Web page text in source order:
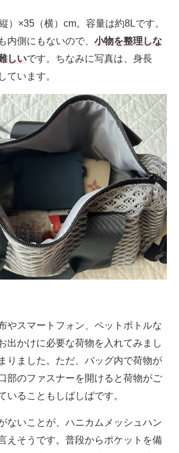
）×35（横）cm。容量は約8Lです。
内側にもないので、 小物を整理しな
しいです。ちなみに写真は、身長
ています。
やスマートフォン、ペットボトルな
出かけに必要な荷物を入れてみまし
りました。ただ、バッグ内で荷物が
部のファスナーを開けると荷物がご
いることもしばしばです。
ないことが、ハニカムメッシュハン
えそうです。普段からポケットを備